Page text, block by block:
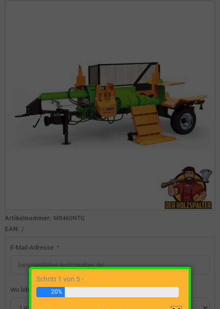
Artikelnummer: M8460NTG
EAN: /
E-Mail-Adresse
Wo lebst du?
Schritt 1 von 5 -
20%